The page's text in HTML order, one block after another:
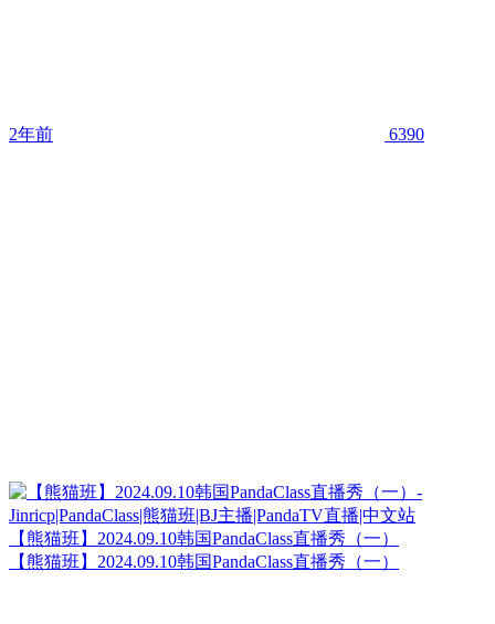
2年前 6390
【熊猫班】2024.09.10韩国PandaClass直播秀（一）
【熊猫班】2024.09.10韩国PandaClass直播秀（一）